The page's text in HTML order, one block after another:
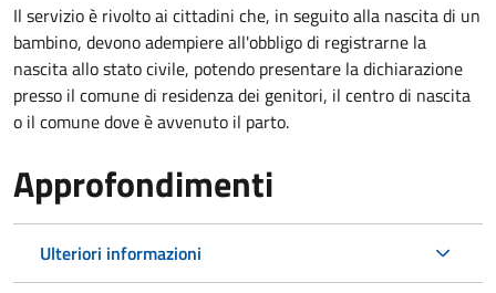
Il servizio è rivolto ai cittadini che, in seguito alla nascita di un
bambino, devono adempiere all'obbligo di registrarne la
nascita allo stato civile, potendo presentare la dichiarazione
presso il comune di residenza dei genitori, il centro di nascita
o il comune dove è avvenuto il parto.
Approfondimenti
Ulteriori informazioni